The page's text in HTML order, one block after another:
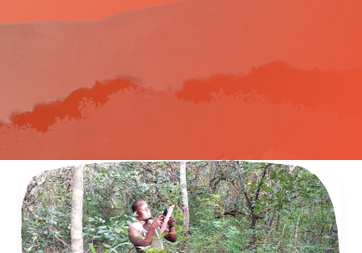
Conservation
des
chauves-